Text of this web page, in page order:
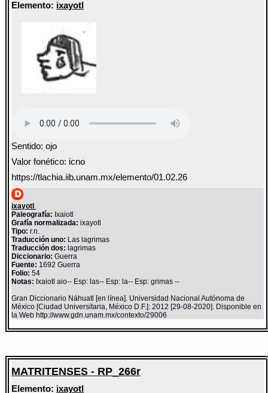
Elemento: ixayotl
Sentido: ojo
Valor fonético: icno
https://tlachia.iib.unam.mx/elemento/01.02.26
ixayotl
Paleografía: Ixaiotl
Grafía normalizada: ixayotl
Tipo: r.n.
Traducción uno: Las lagrimas
Traducción dos: lagrimas
Diccionario:Guerra
Fuente: 1692 Guerra
Folio: 54
Notas: Ixaiotl aio-- Esp: las-- Esp: la-- Esp: grimas --
Gran Diccionario Náhuatl [en línea]. Universidad Nacional Autónoma de
México [Ciudad Universitaria, México D.F.]: 2012 [29-08-2020]. Disponible en
la Web http://www.gdn.unam.mx/contexto/29006
MATRITENSES - RP_266r
Elemento: ixayotl